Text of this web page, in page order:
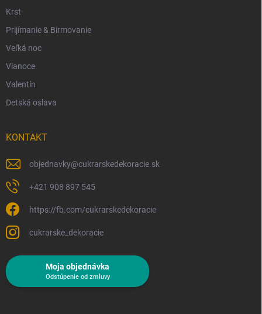
Krst
Prijímanie & Birmovanie
Veľká noc
Vianoce
Valentín
Detská oslava
KONTAKT
objednavky@cukrarskedekoracie.sk
+421 908 897 545
https://fb.com/cukrarskedekoracie
cukrarske_dekoracie
Moja objednávka
Odstúpenie od zmluvy